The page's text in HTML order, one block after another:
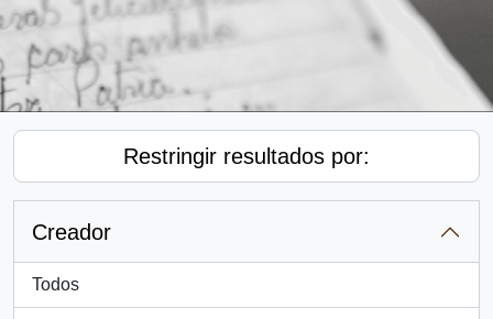
Restringir resultados por:
Creador
Todos